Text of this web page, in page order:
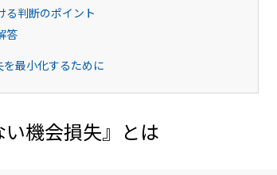
る判断のポイント
答
最小化するために
機会損失』とは